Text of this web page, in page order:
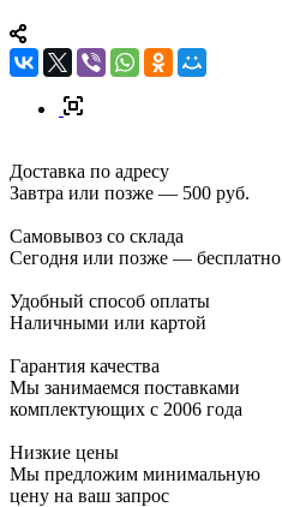
Доставка по адресу
Завтра или позже — 500 руб.
Самовывоз со склада
Сегодня или позже — бесплатно
Удобный способ оплаты
Наличными или картой
Гарантия качества
Мы занимаемся поставками
комплектующих с 2006 года
Низкие цены
Мы предложим минимальную
цену на ваш запрос